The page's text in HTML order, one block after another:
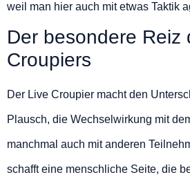
weil man hier auch mit etwas Taktik
Der besondere Reiz
Croupiers
Der Live Croupier macht den
Plausch, die Wechselwirkung mit
manchmal auch mit anderen
schafft eine menschliche Seite, die